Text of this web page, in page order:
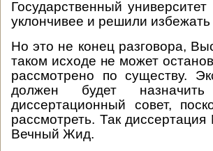
Государственный
уклончивее и решили
Но это не конец разговора,
таком исходе не может
рассмотрено по существу.
должен будет
диссертационный совет,
рассмотреть. Так диссертация
Вечный Жид.